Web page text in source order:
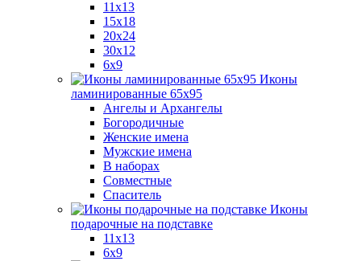
11x13
15x18
20x24
30х12
6x9
Иконы
ламинированные 65x95
Ангелы и Архангелы
Богородичные
Женские имена
Мужские имена
В наборах
Совместные
Спаситель
Иконы
подарочные на подставке
11x13
6x9